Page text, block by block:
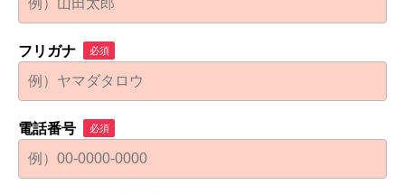
フリガナ 必須
電話番号 必須